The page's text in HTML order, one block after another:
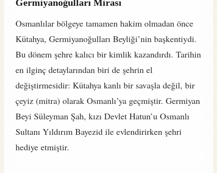
Germiyanoğulları Mirası
Osmanlılar bölgeye tamamen hakim olmadan önce
Kütahya, Germiyanoğulları Beyliği’nin başkentiydi.
Bu dönem şehre kalıcı bir kimlik kazandırdı. Tarihin
en ilginç detaylarından biri de şehrin el
değiştirmesidir: Kütahya kanlı bir savaşla değil, bir
çeyiz (mitra) olarak Osmanlı’ya geçmiştir. Germiyan
Beyi Süleyman Şah, kızı Devlet Hatun’u Osmanlı
Sultanı Yıldırım Bayezid ile evlendirirken şehri
hediye etmiştir.